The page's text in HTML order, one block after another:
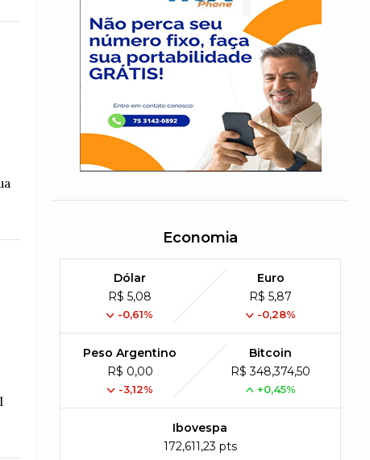
Economia
Dólar
R$ 5,08
-0,61%
Euro
R$ 5,87
-0,28%
Peso Argentino
R$ 0,00
-3,12%
Bitcoin
R$ 348,374,50
+0,45%
Ibovespa
172,611,23 pts